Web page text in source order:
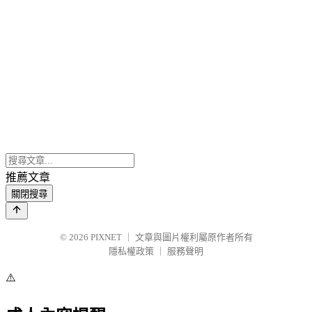
推薦文章
關閉搜尋
© 2026 PIXNET
文章與圖片權利屬原作者所有
隱私權政策
服務聲明
⚠️